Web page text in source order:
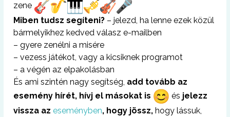
zene
Miben tudsz segíteni? – jelezd, ha lenne ezek közül
bármelyikhez kedved válasz e-mailben
– gyere zenélni a misére
– vezess játékot, vagy a kicsiknek programot
– a végén az elpakolásban
És ami szintén nagy segítség, add tovább az
esemény hírét, hívj el másokat is
és jelezz
vissza azeseményben, hogy jössz,hogy lássuk,